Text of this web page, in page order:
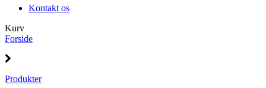
Kontakt os
Kurv
Forside
Produkter